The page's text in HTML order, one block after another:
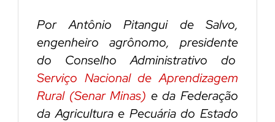
Por Antônio Pitangui de Salvo,
engenheiro agrônomo, presidente
do Conselho Administrativo do
Serviço Nacional de Aprendizagem
Rural (Senar Minas) e da Federação
da Agricultura e Pecuária do Estado